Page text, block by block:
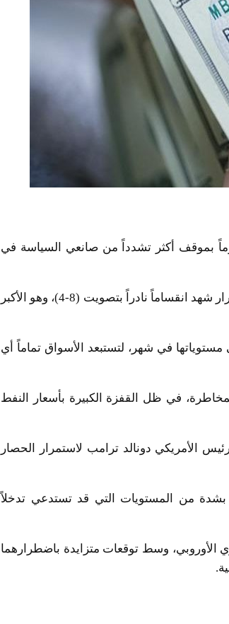
بموقف أكثر تشدداً من صانعي السياسة في
وفي ختام ولاية جيروم باول، أبقى الفيدرالي أسعار الفائدة دون تغيير في قرار شهد انقساماً نادراً بتصويت (8-4)، وهو الأكبر
لأجل عامين و10 سنوات إلى أعلى مستوياتها في شهر، لتستبعد الأسواق تماماً أي
في ظل القفزة الكبيرة بأسعار النفط
ذروة يونيو 2022، وسط دراسة الرئيس الأمريكي دونالد ترامب لاستمرار الحصار
160.16 مقابل الدولار، ليقترب بشدة من المستويات التي قد تستدعي تدخلاً
الأوروبي، وسط توقعات متزايدة باضطرارهما